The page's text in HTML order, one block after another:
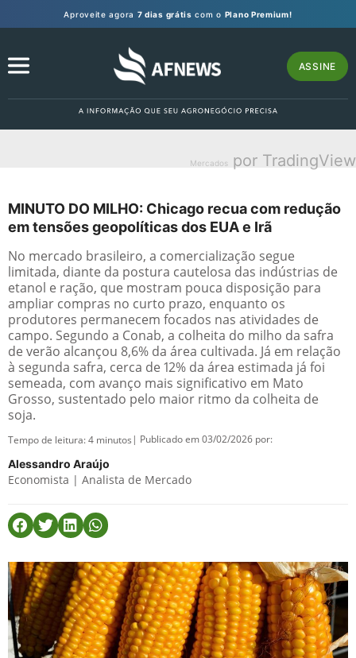
Aproveite agora 7 dias grátis com o Plano Premium!
ASSINE
Mercados por TradingView
MINUTO DO MILHO: Chicago recua com redução
em tensões geopolíticas dos EUA e Irã
No mercado brasileiro, a comercialização segue
limitada, diante da postura cautelosa das indústrias de
etanol e ração, que mostram pouca disposição para
ampliar compras no curto prazo, enquanto os
produtores permanecem focados nas atividades de
campo. Segundo a Conab, a colheita do milho da safra
de verão alcançou 8,6% da área cultivada. Já em relação
à segunda safra, cerca de 12% da área estimada já foi
semeada, com avanço mais significativo em Mato
Grosso, sustentado pelo maior ritmo da colheita de
soja.
Tempo de leitura:4 minutos | Publicado em 03/02/2026 por:
Alessandro Araújo
Economista | Analista de Mercado